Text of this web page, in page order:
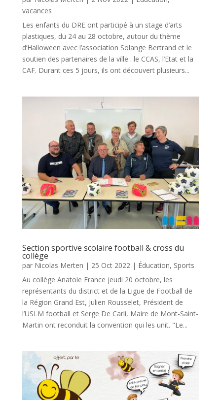
vacances
Les enfants du DRE ont participé à un stage d’arts
plastiques, du 24 au 28 octobre, autour du thème
d’Halloween avec l’association Solange Bertrand et le
soutien des partenaires de la ville : le CCAS, l’Etat et la
CAF. Durant ces 5 jours, ils ont découvert plusieurs...
Section sportive scolaire football & cross du
collège
par Nicolas Merten | 25 Oct 2022| Éducation, Sports
Au collège Anatole France jeudi 20 octobre, les
représentants du district et de la Ligue de Football de
la Région Grand Est, Julien Rousselet, Président de
l’USLM football et Serge De Carli, Maire de Mont-Saint-
Martin ont reconduit la convention qui les unit. "Le...